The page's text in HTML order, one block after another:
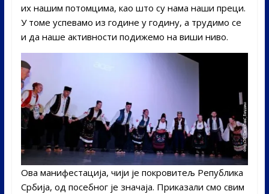
их нашим потомцима, као што су нама наши преци.
У томе успевамо из године у годину, а трудимо се
и да наше активности подижемо на виши ниво.
Ова манифестација, чији је покровитељ Република
Србија, од посебног је значаја. Приказали смо свим